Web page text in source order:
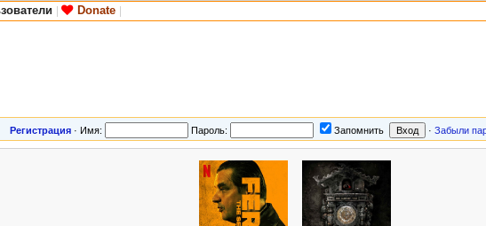
Donate
Регистрация · Имя: Пароль: Запомнить · Забыли